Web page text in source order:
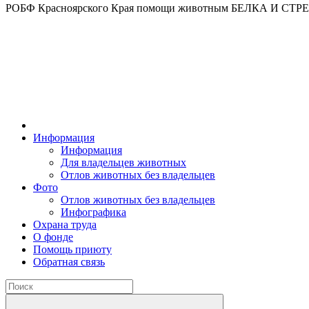
РОБФ Красноярского Края помощи животным БЕЛКА И
Информация
Информация
Для владельцев животных
Отлов животных без владельцев
Фото
Отлов животных без владельцев
Инфографика
Охрана труда
О фонде
Помощь приюту
Обратная связь